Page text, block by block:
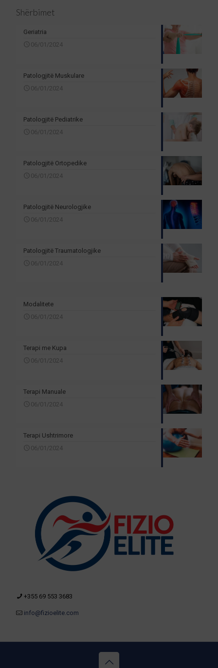
Shërbimet
Geriatria
06/01/2024
Patologjitë Muskulare
06/01/2024
Patologjitë Pediatrike
06/01/2024
Patologjitë Ortopedike
06/01/2024
Patologjitë Neurologjike
06/01/2024
Patologjitë Traumatologjike
06/01/2024
Modalitete
06/01/2024
Terapi me Kupa
06/01/2024
Terapi Manuale
06/01/2024
Terapi Ushtrimore
06/01/2024
+355 69 553 3683
info@fizioelite.com